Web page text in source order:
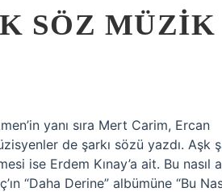
SÖZ MÜZIK
yanı sıra Mert Carim, Ercan
de şarkı sözü yazdı. Aşk
ise Erdem Kınay’a ait. Bu nasıl
“Daha Derine” albümüne “Bu